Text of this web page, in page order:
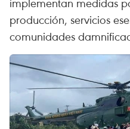
producción, servicios
comunidades